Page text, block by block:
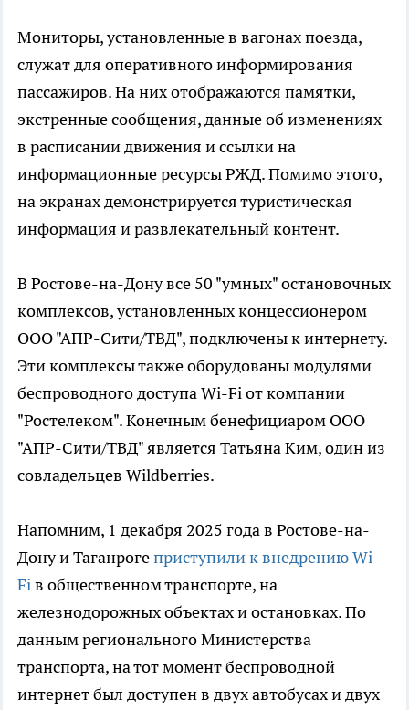
Мониторы, установленные в вагонах поезда,
служат для оперативного информирования
пассажиров. На них отображаются памятки,
экстренные сообщения, данные об изменениях
в расписании движения и ссылки на
информационные ресурсы РЖД. Помимо этого,
на экранах демонстрируется туристическая
информация и развлекательный контент.
В Ростове-на-Дону все 50 "умных" остановочных
комплексов, установленных концессионером
ООО "АПР-Сити/ТВД", подключены к интернету.
Эти комплексы также оборудованы модулями
беспроводного доступа Wi-Fi от компании
"Ростелеком". Конечным бенефициаром ООО
"АПР-Сити/ТВД" является Татьяна Ким, один из
совладельцев Wildberries.
Напомним, 1 декабря 2025 года в Ростове-на-
Дону и Таганрогеприступили к внедрению Wi-
Fiв общественном транспорте, на
железнодорожных объектах и остановках. По
данным регионального Министерства
транспорта, на тот момент беспроводной
интернет был доступен в двух автобусах и двух